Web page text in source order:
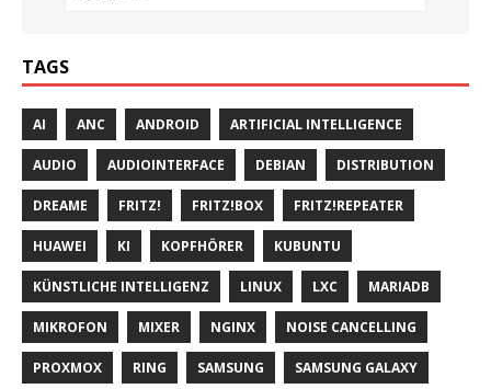
TAGS
AI ANC ANDROID ARTIFICIAL INTELLIGENCE
AUDIO AUDIOINTERFACE DEBIAN DISTRIBUTION
DREAME FRITZ! FRITZ!BOX FRITZ!REPEATER
HUAWEI KI KOPFHÖRER KUBUNTU
KÜNSTLICHE INTELLIGENZ LINUX LXC MARIADB
MIKROFON MIXER NGINX NOISE CANCELLING
PROXMOX RING SAMSUNG SAMSUNG GALAXY